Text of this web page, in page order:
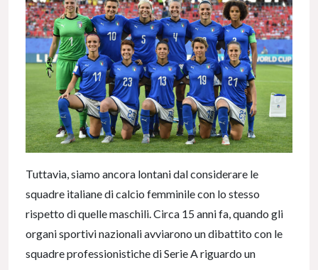
Tuttavia, siamo ancora lontani dal considerare le
squadre italiane di calcio femminile con lo stesso
rispetto di quelle maschili. Circa 15 anni fa, quando gli
organi sportivi nazionali avviarono un dibattito con le
squadre professionistiche di Serie A riguardo un